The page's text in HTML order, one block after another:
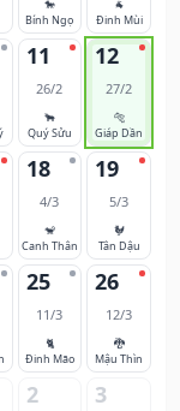
🐎
Bính Ngọ
🐐
Đinh Mùi
11
26/2
🐂
Quý Sửu
12
27/2
🐅
Giáp Dần
18
4/3
🐒
Canh Thân
19
5/3
🐓
Tân Dậu
25
11/3
🐈
Đinh Mão
26
12/3
🐉
Mậu Thìn
2 3